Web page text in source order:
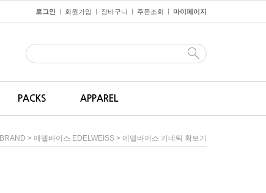
로그인 ㅣ 회원가입 ㅣ 장바구니 ㅣ 주문조회 ㅣ 마이페이지
PACKS APPAREL
BRAND > 에델바이스 EDELWEISS > 에델바이스 키네틱 확보기